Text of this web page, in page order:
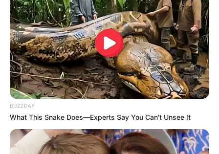
BUZZDAY
What This Snake Does—Experts Say You Can't Unsee It